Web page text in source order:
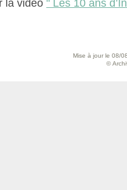
la vidéo" Les 10 ans
Mise à jour le 08/
©